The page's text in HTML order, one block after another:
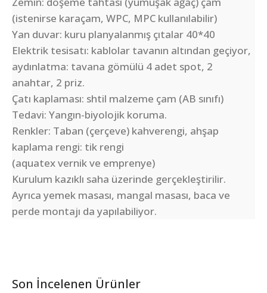
(istenirse karaçam, WPC, MPC kullanılabilir)
Yan duvar: kuru planyalanmış çıtalar 40*40
Elektrik tesisatı: kablolar tavanın altından geçiyor,
aydınlatma: tavana gömülü 4 adet spot, 2
anahtar, 2 priz.
Çatı kaplaması: shtil malzeme çam (AB sınıfı)
Tedavi: Yangın-biyolojik koruma.
Renkler: Taban (çerçeve) kahverengi, ahşap
kaplama rengi: tik rengi
(aquatex vernik ve emprenye)
Kurulum kazıklı saha üzerinde gerçekleştirilir.
Ayrıca yemek masası, mangal masası, baca ve
perde montajı da yapılabiliyor.
Son İncelenen Ürünler